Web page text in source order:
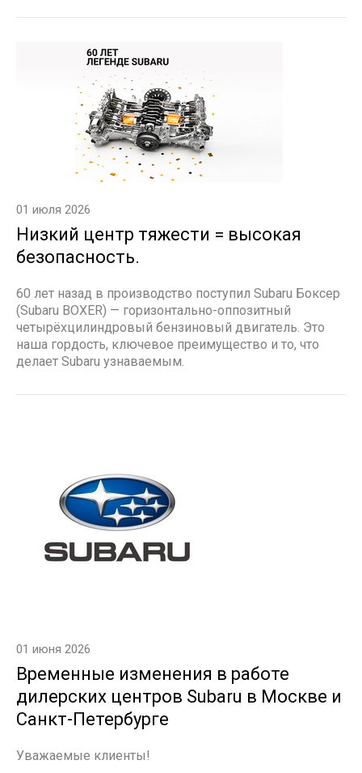
01 июля 2026
Низкий центр тяжести = высокая
безопасность.
60 лет назад в производство поступил Subaru Боксер
(Subaru BOXER) — горизонтально-оппозитный
четырёхцилиндровый бензиновый двигатель. Это
наша гордость, ключевое преимущество и то, что
делает Subaru узнаваемым.
01 июня 2026
Временные изменения в работе
дилерских центров Subaru в Москве и
Санкт-Петербурге
Уважаемые клиенты!